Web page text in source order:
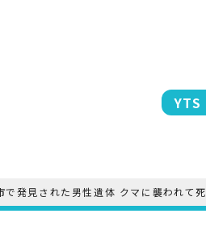
YTS
で発見された男性遺体 クマに襲われて